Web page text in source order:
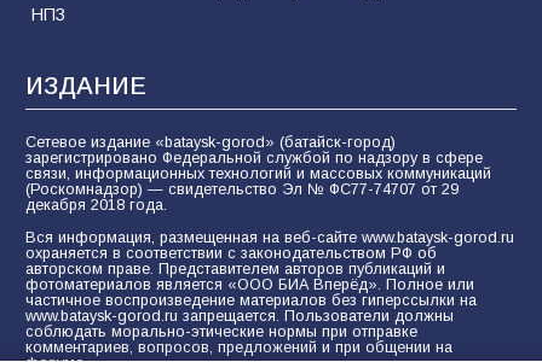
НПЗ
ИЗДАНИЕ
Сетевое издание «bataysk-gorod» (батайск-город)
зарегистрировано Федеральной службой по надзору в сфере
связи, информационных технологий и массовых коммуникаций
(Роскомнадзор) — свидетельство Эл № ФС77-74707 от 29
декабря 2018 года.
Вся информация, размещенная на веб-сайте www.bataysk-gorod.ru
охраняется в соответствии с законодательством РФ об
авторском праве. Представителем авторов публикаций и
фотоматериалов является «ООО БИА Вперёд». Полное или
частичное воспроизведение материалов без гиперссылки на
www.bataysk-gorod.ru запрещается. Пользователи должны
соблюдать морально-этические нормы при отправке
комментариев, вопросов, предложений и при общении на